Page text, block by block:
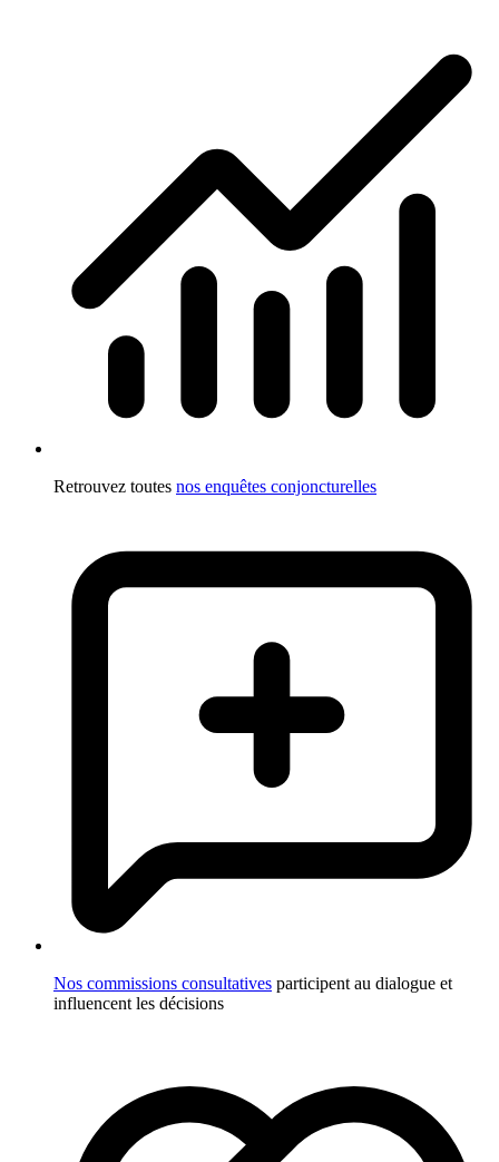
Retrouvez toutes nos enquêtes conjoncturelles
Nos commissions consultatives participent au dialogue et
influencent les décisions